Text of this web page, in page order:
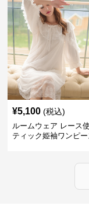
¥5,100 (税込)
ルームウェア レース
ティック姫袖ワンピー